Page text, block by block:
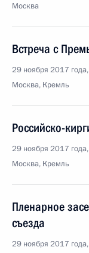
Москва
Встреча с
29 ноября 2017
Москва, Кремль
Российско-
29 ноября 2017
Москва, Кремль
Пленарное
съезда
29 ноября 2017